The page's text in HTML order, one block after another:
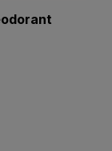
de 4.7 de 5